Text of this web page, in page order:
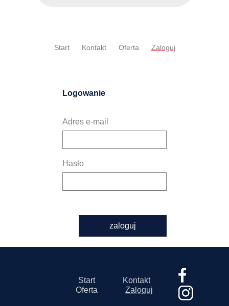
Start Kontakt Oferta Zaloguj
Logowanie
Adres e-mail
Hasło
zaloguj
Start
Kontakt
Oferta
Zaloguj